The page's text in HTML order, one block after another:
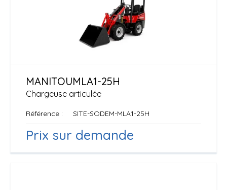
Chargeuse articulée
MANITOUMLA1-25H
Référence SITE-SODEM-MLA1-25H
Prix sur demande